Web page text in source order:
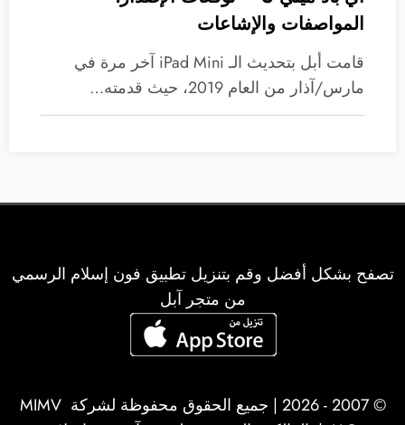
المواصفات والإشاعات
قامت أبل بتحديث الـ iPad Mini آخر مرة في
مارس/آذار من العام 2019، حيث قدمته…
تصفح بشكل أفضل وقم بتنزيل تطبيق فون إسلام الرسمي
من متجر آبل
© 2007 - 2026 | جميع الحقوق محفوظة لشركة
MIMV